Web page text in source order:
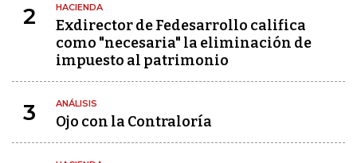
2 HACIENDA
Exdirector de Fedesarrollo califica
como "necesaria" la eliminación de
impuesto al patrimonio
3 ANÁLISIS
Ojo con la Contraloría